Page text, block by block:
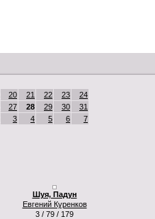
20 21 22 23
24
27 28 29 30
31
3 4 5 6 7
Шуя, Падун
Евгений Куренков
3 / 79 / 179